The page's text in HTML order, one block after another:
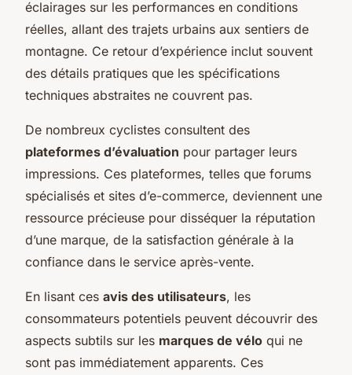
éclairages sur les performances en conditions
réelles, allant des trajets urbains aux sentiers de
montagne. Ce retour d’expérience inclut souvent
des détails pratiques que les spécifications
techniques abstraites ne couvrent pas.
De nombreux cyclistes consultent des
plateformes d’évaluation pour partager leurs
impressions. Ces plateformes, telles que forums
spécialisés et sites d’e-commerce, deviennent une
ressource précieuse pour disséquer la réputation
d’une marque, de la satisfaction générale à la
confiance dans le service après-vente.
En lisant ces avis des utilisateurs, les
consommateurs potentiels peuvent découvrir des
aspects subtils sur les marques de vélo qui ne
sont pas immédiatement apparents. Ces